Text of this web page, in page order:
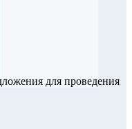
для проведения